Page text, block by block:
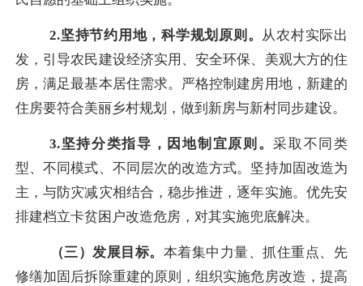
2.坚持节约用地，科学规划原则。 从农村实际出
发，引导农民建设经济实用、安全环保、美观大方的住
房，满足最基本居住需求。严格控制建房用地，新建的
住房要符合美丽乡村规划，做到新房与新村同步建设。
3.坚持分类指导，因地制宜原则。采取不同类
型、不同模式、不同层次的改造方式。坚持加固改造为
主，与防灾减灾相结合，稳步推进，逐年实施。优先安
排建档立卡贫困户改造危房，对其实施兜底解决。
（三）发展目标。 本着集中力量、抓住重点、先
修缮加固后拆除重建的原则，组织实施危房改造，提高